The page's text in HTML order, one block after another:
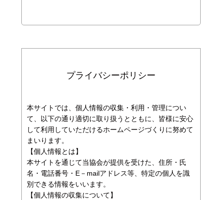
プライバシーポリシー
本サイトでは、個人情報の収集・利用・管理につい
て、以下の通り適切に取り扱うとともに、皆様に安心
して利用していただけるホームページづくりに努めて
まいります。
【個人情報とは】
本サイトを通じて当協会が提供を受けた、住所・氏
名・電話番号・E－mailアドレス等、特定の個人を識
別できる情報をいいます。
【個人情報の収集について】